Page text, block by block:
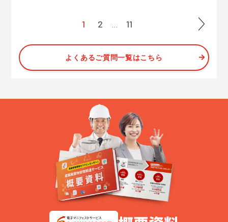
1 2 11
よくあるご質問一覧はこちら